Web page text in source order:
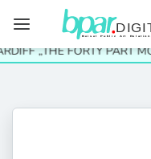
„THE FORTY PART MOTET“